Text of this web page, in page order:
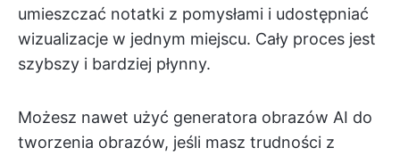
umieszczać notatki z pomysłami i udostępniać
wizualizacje w jednym miejscu. Cały proces jest
szybszy i bardziej płynny.
Możesz nawet użyć generatora obrazów AI do
tworzenia obrazów, jeśli masz trudności z